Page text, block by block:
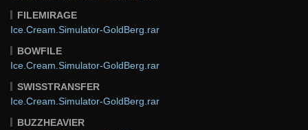
FILEMIRAGE
Ice.Cream.Simulator-GoldBerg.rar
BOWFILE
Ice.Cream.Simulator-GoldBerg.rar
SWISSTRANSFER
Ice.Cream.Simulator-GoldBerg.rar
BUZZHEAVIER